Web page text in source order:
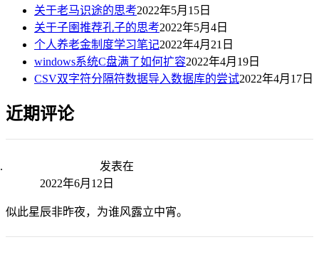
关于老马识途的思考2022年5月15日
关于子圉推荐孔子的思考2022年5月4日
个人养老金制度学习笔记2022年4月21日
windows系统C盘满了如何扩容2022年4月19日
CSV双字符分隔符数据导入数据库的尝试2022年4月17日
近期评论
发表在
2022年6月12日
似此星辰非昨夜，为谁风露立中宵。